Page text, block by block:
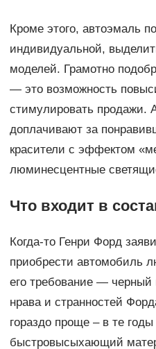
Кроме этого, автоэмаль
индивидуальной,
моделей. Грамотно
— это возможность
стимулировать продажи.
доплачивают за
красители с эффектом
люминесцентные
Что входит в
Когда-то Генри Форд
приобрести автомобиль
его требование — черный
нрава и странностей
гораздо проще – в те
быстровысыхающий